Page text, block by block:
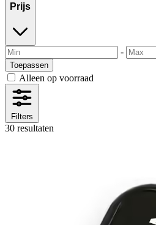
Prijs
-
Toepassen
Alleen op voorraad
Filters
30 resultaten